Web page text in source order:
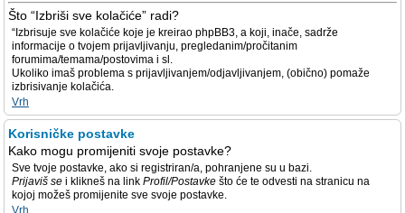
Što “Izbriši sve kolačiće” radi?
“Izbrisuje sve kolačiće koje je kreirao phpBB3, a koji, inače, sadrže
informacije o tvojem prijavljivanju, pregledanim/pročitanim
forumima/temama/postovima i sl.
Ukoliko imaš problema s prijavljivanjem/odjavljivanjem, (obično) pomaže
izbrisivanje kolačića.
Vrh
Korisničke postavke
Kako mogu promijeniti svoje postavke?
Sve tvoje postavke, ako si registriran/a, pohranjene su u bazi.
Prijaviš se i klikneš na link Profil/Postavke što će te odvesti na stranicu na
kojoj možeš promijenite sve svoje postavke.
Vrh